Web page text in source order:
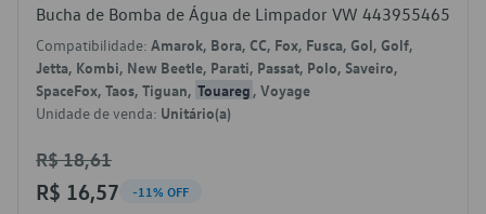
Bucha de Bomba de Água de Limpador VW 443955465
Compatibilidade: Amarok, Bora, CC, Fox, Fusca, Gol, Golf,
Jetta, Kombi, New Beetle, Parati, Passat, Polo, Saveiro,
SpaceFox, Taos, Tiguan, Touareg , Voyage
Unidade de venda: Unitário(a)
R$ 18,61
R$ 16,57 -11% OFF